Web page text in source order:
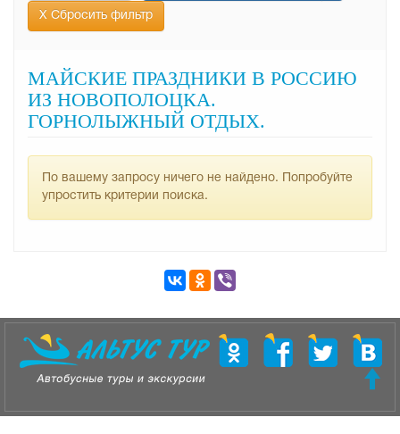
Х Сбросить фильтр
МАЙСКИЕ ПРАЗДНИКИ В РОССИЮ
ИЗ НОВОПОЛОЦКА.
ГОРНОЛЫЖНЫЙ ОТДЫХ.
По вашему запросу ничего не найдено. Попробуйте
упростить критерии поиска.